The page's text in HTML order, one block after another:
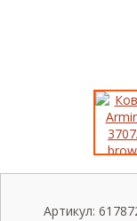
Артикул: